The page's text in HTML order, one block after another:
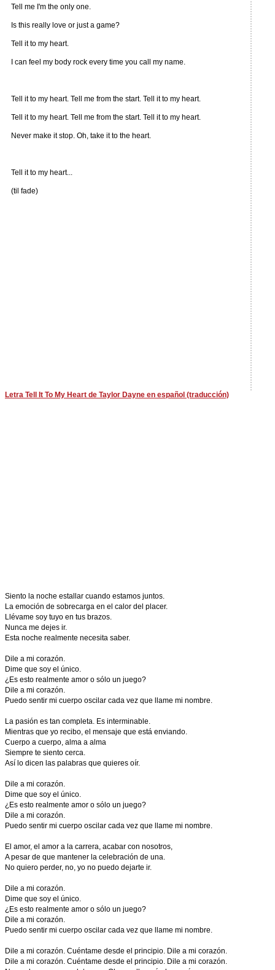
Tell me I'm the only one.
Is this really love or just a game?
Tell it to my heart.
I can feel my body rock every time you call my name.
Tell it to my heart. Tell me from the start. Tell it to my heart.
Tell it to my heart. Tell me from the start. Tell it to my heart.
Never make it stop. Oh, take it to the heart.
Tell it to my heart...
(til fade)
Letra Tell It To My Heart de Taylor Dayne en español (traducción)
Siento la noche estallar cuando estamos juntos.
La emoción de sobrecarga en el calor del placer.
Llévame soy tuyo en tus brazos.
Nunca me dejes ir.
Esta noche realmente necesita saber.
Dile a mi corazón.
Dime que soy el único.
¿Es esto realmente amor o sólo un juego?
Dile a mi corazón.
Puedo sentir mi cuerpo oscilar cada vez que llame mi nombre.
La pasión es tan completa. Es interminable.
Mientras que yo recibo, el mensaje que está enviando.
Cuerpo a cuerpo, alma a alma
Siempre te siento cerca.
Así lo dicen las palabras que quieres oír.
Dile a mi corazón.
Dime que soy el único.
¿Es esto realmente amor o sólo un juego?
Dile a mi corazón.
Puedo sentir mi cuerpo oscilar cada vez que llame mi nombre.
El amor, el amor a la carrera, acabar con nosotros,
A pesar de que mantener la celebración de una.
No quiero perder, no, yo no puedo dejarte ir.
Dile a mi corazón.
Dime que soy el único.
¿Es esto realmente amor o sólo un juego?
Dile a mi corazón.
Puedo sentir mi cuerpo oscilar cada vez que llame mi nombre.
Dile a mi corazón. Cuéntame desde el principio. Dile a mi corazón.
Dile a mi corazón. Cuéntame desde el principio. Dile a mi corazón.